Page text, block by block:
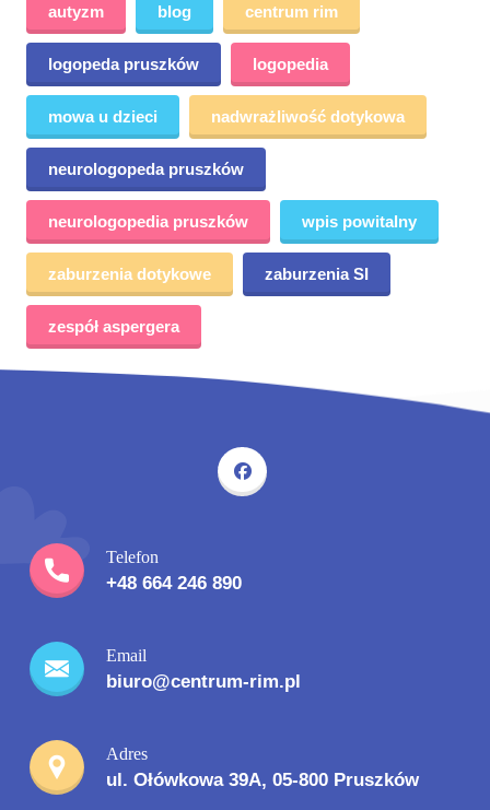
autyzm blog centrum rim
logopeda pruszków logopedia
mowa u dzieci nadwrażliwość dotykowa
neurologopeda pruszków
neurologopedia pruszków wpis powitalny
zaburzenia dotykowe zaburzenia SI
zespół aspergera
Telefon
+48 664 246 890
Email
biuro@centrum-rim.pl
Adres
ul. Ołówkowa 39A, 05-800 Pruszków